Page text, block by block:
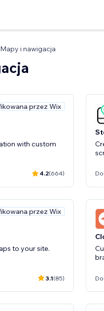
Mapy i nawigacja
przez Wix
with custom
4.2(664)
przez Wix
to your site.
3.1(85)